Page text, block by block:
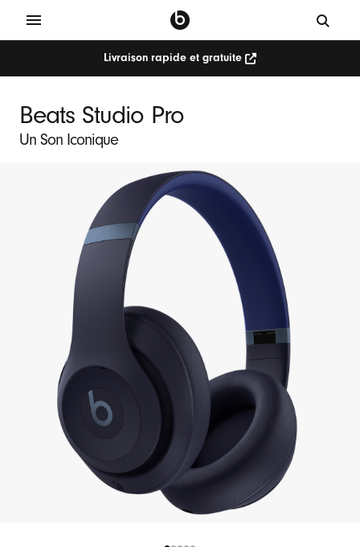
Livraison rapide et gratuite
Beats Studio Pro
Un Son Iconique